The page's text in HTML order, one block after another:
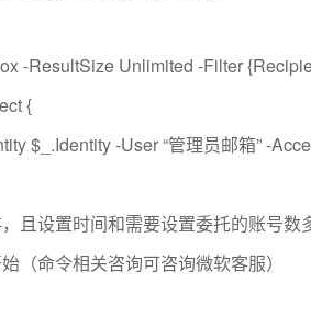
-ResultSize Unlimited -Filter
{
$_.Identity -User “管理员邮箱” -
且设置时间和需要设置委托的账号数
（命令相关咨询可咨询微软客服）